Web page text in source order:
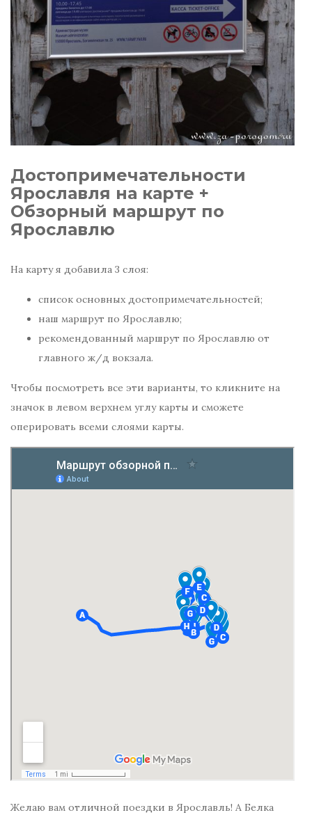
Достопримечательности
Ярославля на карте +
Обзорный маршрут по
Ярославлю
На карту я добавила 3 слоя:
список основных достопримечательностей;
наш маршрут по Ярославлю;
рекомендованный маршрут по Ярославлю от
главного ж/д вокзала.
Чтобы посмотреть все эти варианты, то кликните на
значок в левом верхнем углу карты и сможете
оперировать всеми слоями карты.
Желаю вам отличной поездки в Ярославль! А Белка